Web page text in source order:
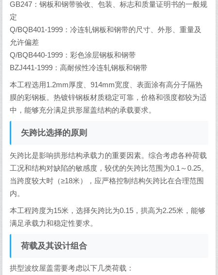
GB247：钢板和钢带验收、包装、标志和质量证明书的一般规
定
Q/BQB401-1999：冷连轧钢板和钢带的尺寸、外形、重量及
允许偏差
Q/BQB440-1999：彩色涂层钢板和钢带
BZJ441-1999：高耐候性冷连轧钢板和钢带
本工程选用1.2mm厚度、914mm宽度、表面涂有高分子隔热
膜的彩钢板。热镀锌钢板材质稳定可靠，价格和强度都较为适
中，能够充分满足拱形屋盖结构的承载要求。
矢跨比选择的原则
矢跨比是影响拱形结构承载力的重要因素。综合考虑各种荷载
工况和结构对缺陷的敏感度，较优的矢跨比范围为0.1～0.25。
当跨度较大时（≥18米），应严格控制结构矢跨比在合理范围
内。
本工程跨度为15米，选择矢跨比为0.15，拱高为2.25米，能够
满足承载力和稳定性要求。
荷载及其设计组合
拱型波纹屋盖需要考虑以下几类荷载：